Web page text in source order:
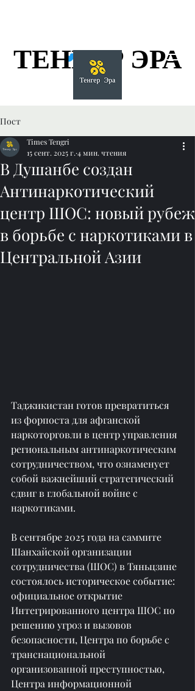
ТЕНГЕР ЭРА
ТЕНГЕР ЭРА
Пост
В Душанбе создан
Антинаркотический
центр ШОС: новый рубеж
в борьбе с наркотиками в
Центральной Азии
Times Tengri
15 сент. 2025 г. 4 мин. чтения
Таджикистан готов превратиться
из форпоста для афганской
наркоторговли в центр управления
региональным антинаркотическим
сотрудничеством, что ознаменует
собой важнейший стратегический
сдвиг в глобальной войне с
наркотиками.
В сентябре 2025 года на саммите
Шанхайской организации
сотрудничества (ШОС) в Тяньцзине
состоялось историческое событие:
официальное открытие
Интегрированного центра ШОС по
решению угроз и вызовов
безопасности, Центра по борьбе с
транснациональной
организованной преступностью,
Центра информационной